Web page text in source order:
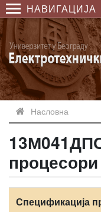
НАВИГАЦИЈА
Насловна
Спецификација